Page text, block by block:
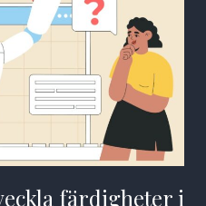
färdigheter i